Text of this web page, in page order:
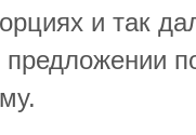
и так